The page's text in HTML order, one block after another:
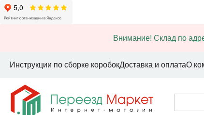
Внимание! Склад по
Инструкции по сборке коробокДоставка и оплатаО